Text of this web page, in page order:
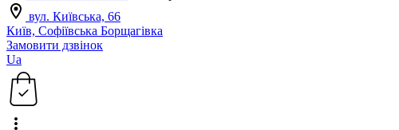
вул. Київська, 66
Київ, Софіївська Борщагівка
Замовити дзвінок
Ua